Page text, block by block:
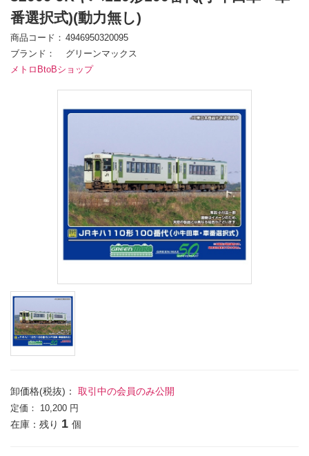
番選択式)(動力無し)
商品コード
4946950320095
ブランド
グリーンマックス
メトロBtoBショップ
卸価格(税抜)： 取引中の会員のみ公開
定価： 10,200 円
在庫：残り 1 個